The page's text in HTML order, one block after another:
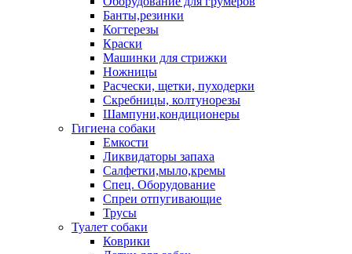
Банты,резинки
Когтерезы
Краски
Машинки для стрижки
Ножницы
Расчески, щетки, пуходерки
Скребницы, колтунорезы
Шампуни,кондиционеры
Гигиена собаки
Емкости
Ликвидаторы запаха
Салфетки,мыло,кремы
Спец. Оборудование
Спреи отпугивающие
Трусы
Туалет собаки
Коврики